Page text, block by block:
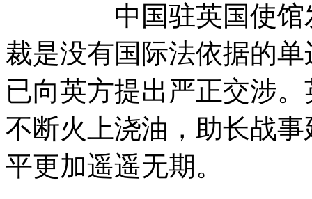
中国驻英国使馆发
裁是没有国际法依据的
已向英方提出严正交涉
不断火上浇油，助长战
平更加遥遥无期。